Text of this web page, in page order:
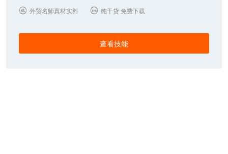
 外贸名师真材实料  纯干货 免费下载
查看技能